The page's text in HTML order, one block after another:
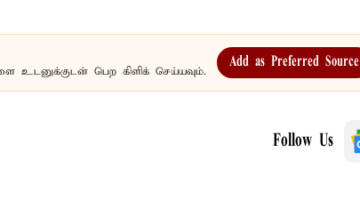
உடனுக்குடன் பெற கிளிக் செய்யவும்.
Add as Preferred Source
Follow Us